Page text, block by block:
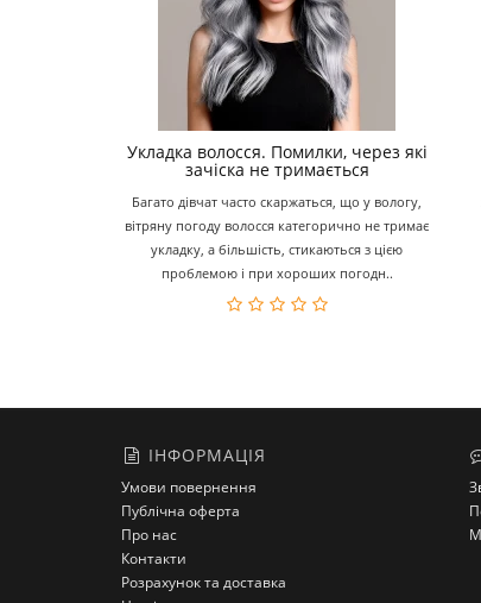
Укладка волосся. Помилки, через які
зачіска не тримається
Багато дівчат часто скаржаться, що у вологу,
вітряну погоду волосся категорично не тримає
укладку, а більшість, стикаються з цією
проблемою і при хороших погодн..
ІНФОРМАЦІЯ
Умови повернення
Публічна оферта
Про нас
Контакти
Розрахунок та доставка